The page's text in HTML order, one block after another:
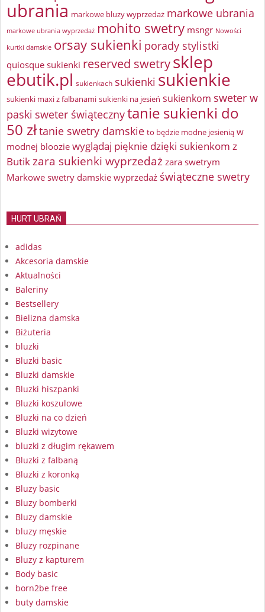
ubrania markowe bluzy wyprzedaż markowe ubrania
markowe ubrania wyprzedaż mohito swetry msngr Nowości
kurtki damskie orsay sukienki porady stylistki
quiosque sukienki reserved swetrysklep
ebutik.pl sukienkach sukienki sukienkie
sukienki maxi z falbanami sukienki na jesień sukienkom sweter w
paski sweter świątecznytanie sukienki do
50 złtanie swetry damskie to będzie modne jesienią w
modnej bloozie wyglądaj pięknie dzięki sukienkom z
Butikzara sukienki wyprzedażzara swetrym
Markowe swetry damskie wyprzedaż świąteczne swetry
HURT UBRAŃ
adidas
Akcesoria damskie
Aktualności
Baleriny
Bestsellery
Bielizna damska
Biżuteria
bluzki
Bluzki basic
Bluzki damskie
Bluzki hiszpanki
Bluzki koszulowe
Bluzki na co dzień
Bluzki wizytowe
bluzki z długim rękawem
Bluzki z falbaną
Bluzki z koronką
Bluzy basic
Bluzy bomberki
Bluzy damskie
bluzy męskie
Bluzy rozpinane
Bluzy z kapturem
Body basic
born2be free
buty damskie